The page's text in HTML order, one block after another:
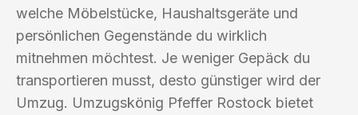
welche Möbelstücke, Haushaltsgeräte und
persönlichen Gegenstände du wirklich
mitnehmen möchtest. Je weniger Gepäck du
transportieren musst, desto günstiger wird der
Umzug. Umzugskönig Pfeffer Rostock bietet